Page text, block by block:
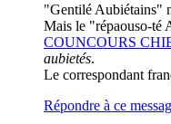
"Gentilé Aubiétains"
Mais le "répaouso-té
COUNCOURS
aubietés.
Le correspondant
Répondre à ce